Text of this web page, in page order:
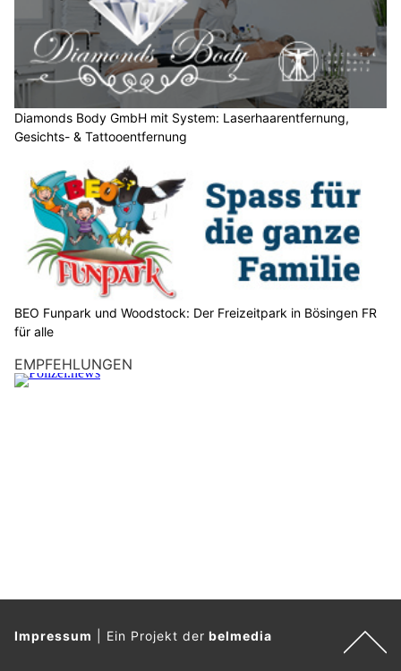
e
S
i
b
i
t
e
i
e
l
Diamonds Body GmbH mit System: Laserhaarentfernung,
Gesichts- & Tattooentfernung
BEO Funpark und Woodstock: Der Freizeitpark in Bösingen FR
für alle
EMPFEHLUNGEN
Impressum Ein Projekt derbelmedia